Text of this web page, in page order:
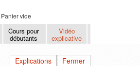
Panier vide
Cours pour
débutants
Vidéo
explicative
Fermer
Explications